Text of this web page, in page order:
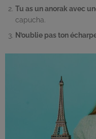
Tu as un anorak avec
capucha.
N’oublie pas ton